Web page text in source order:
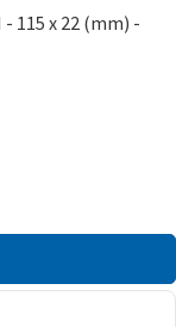
- 115 x 22 (mm) -